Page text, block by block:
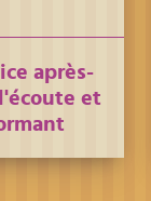
après-
et